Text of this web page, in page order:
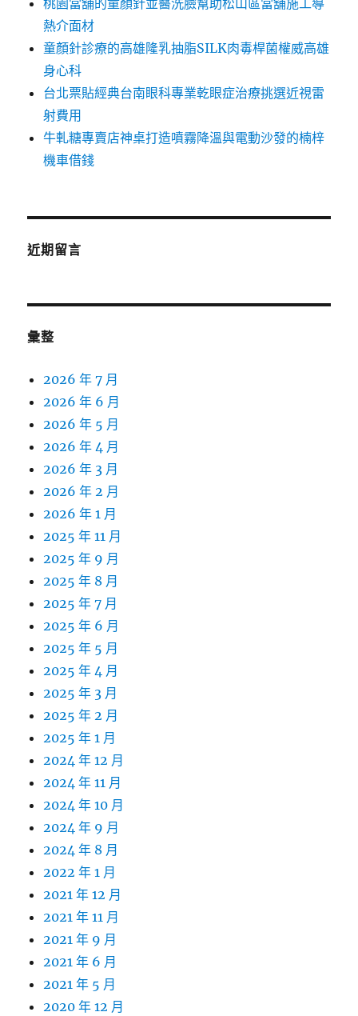
桃園當舖的童顏針並醫洗臉幫助松山區當舖施工導
熱介面材
童顏針診療的高雄隆乳抽脂SILK肉毒桿菌權威高雄
身心科
台北票貼經典台南眼科專業乾眼症治療挑選近視雷
射費用
牛軋糖專賣店神桌打造噴霧降溫與電動沙發的楠梓
機車借錢
近期留言
彙整
2026 年 7 月
2026 年 6 月
2026 年 5 月
2026 年 4 月
2026 年 3 月
2026 年 2 月
2026 年 1 月
2025 年 11 月
2025 年 9 月
2025 年 8 月
2025 年 7 月
2025 年 6 月
2025 年 5 月
2025 年 4 月
2025 年 3 月
2025 年 2 月
2025 年 1 月
2024 年 12 月
2024 年 11 月
2024 年 10 月
2024 年 9 月
2024 年 8 月
2022 年 1 月
2021 年 12 月
2021 年 11 月
2021 年 9 月
2021 年 6 月
2021 年 5 月
2020 年 12 月